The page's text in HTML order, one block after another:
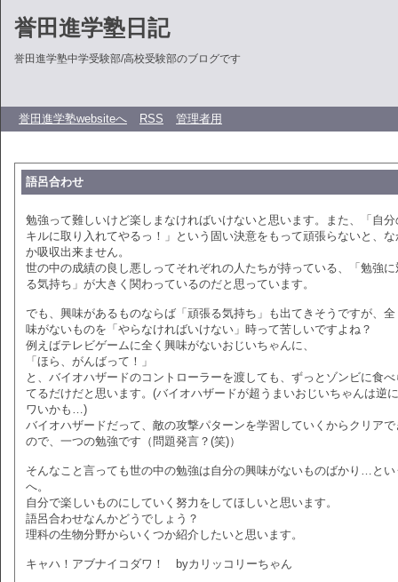
誉田進学塾日記
誉田進学塾中学受験部/高校受験部のブログです
誉田進学塾websiteへ RSS 管理者用
語呂合わせ
勉強って難しいけど楽しまなければいけないと思います。また、「自分
キルに取り入れてやるっ！」という固い決意をもって頑張らないと、な
か吸収出来ません。
世の中の成績の良し悪しってそれぞれの人たちが持っている、「勉強に
る気持ち」が大きく関わっているのだと思っています。
でも、興味があるものならば「頑張る気持ち」も出てきそうですが、全
味がないものを「やらなければいけない」時って苦しいですよね？
例えばテレビゲームに全く興味がないおじいちゃんに、
「ほら、がんばって！」
と、バイオハザードのコントローラーを渡しても、ずっとゾンビに食べ
てるだけだと思います。(バイオハザードが超うまいおじいちゃんは逆
ワいかも…)
バイオハザードだって、敵の攻撃パターンを学習していくからクリアで
ので、一つの勉強です（問題発言？(笑)）
そんなこと言っても世の中の勉強は自分の興味がないものばかり…とい
へ。
自分で楽しいものにしていく努力をしてほしいと思います。
語呂合わせなんかどうでしょう？
理科の生物分野からいくつか紹介したいと思います。
キャハ！アブナイコダワ！ byカリッコリーちゃん